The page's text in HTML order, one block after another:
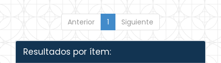
Anterior 1 Siguiente
Resultados por ítem: